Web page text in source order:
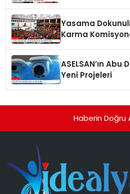
Yasama
Karma
ASELSAN’ın Abu
Yeni Projeleri
Haberin Doğru